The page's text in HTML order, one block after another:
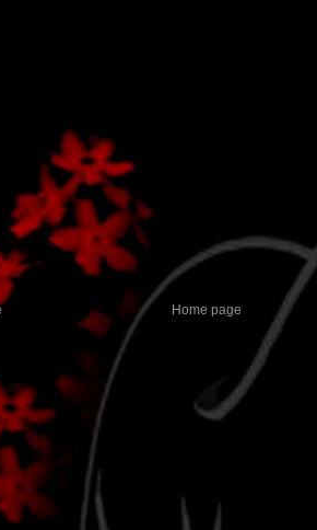
Home page